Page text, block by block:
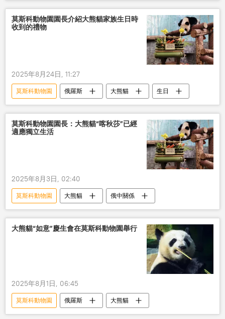
莫斯科動物園園長介紹大熊貓家族生日時
收到的禮物
2025年8月24日, 11:27
莫斯科動物園 俄羅斯 大熊貓 生日
莫斯科動物園園長：大熊貓“喀秋莎”已經
適應獨立生活
2025年8月3日, 02:40
莫斯科動物園 大熊貓 俄中關係
大熊貓“如意”慶生會在莫斯科動物園舉行
2025年8月1日, 06:45
莫斯科動物園 俄羅斯 大熊貓